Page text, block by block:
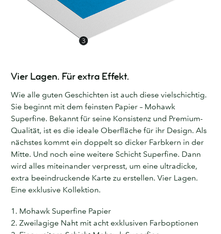
Vier Lagen. Für extra Effekt.
Wie alle guten Geschichten ist auch diese vielschichtig.
Sie beginnt mit dem feinsten Papier – Mohawk
Superfine. Bekannt für seine Konsistenz und Premium-
Qualität, ist es die ideale Oberfläche für ihr Design. Als
nächstes kommt ein doppelt so dicker Farbkern in der
Mitte. Und noch eine weitere Schicht Superfine. Dann
wird alles miteinander verpresst, um eine ultradicke,
extra beeindruckende Karte zu erstellen. Vier Lagen.
Eine exklusive Kollektion.
1. Mohawk Superfine Papier
2. Zweilagige Naht mit acht exklusiven Farboptionen